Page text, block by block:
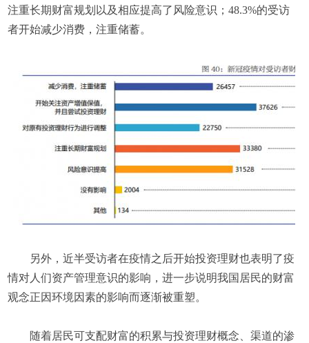
注重长期财富规划以及相应提高了风险意识；48.3%的受访
者开始减少消费，注重储蓄。
另外，近半受访者在疫情之后开始投资理财也表明了疫
情对人们资产管理意识的影响，进一步说明我国居民的财富
观念正因环境因素的影响而逐渐被重塑。
随着居民可支配财富的积累与投资理财概念、渠道的渗